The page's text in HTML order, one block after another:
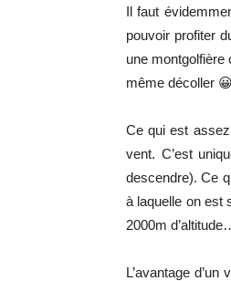
Il faut
pouvoir profiter
une montgolfière
même décoller 😀
Ce qui est assez
vent. C’est
descendre). Ce
à laquelle on est
2000m
L’avantage